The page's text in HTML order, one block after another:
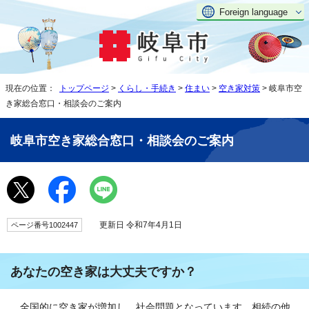
Foreign language
現在の位置： トップページ > くらし・手続き > 住まい > 空き家対策 > 岐阜市空
き家総合窓口・相談会のご案内
岐阜市空き家総合窓口・相談会のご案内
ページ番号1002447 更新日 令和7年4月1日
あなたの空き家は大丈夫ですか？